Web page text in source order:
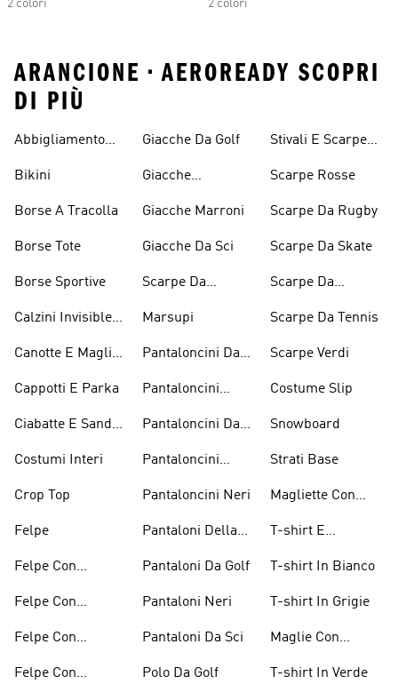
2 colori
2 colori
ARANCIONE • AEROREADY SCOPRI
DI PIÙ
Abbigliamento
Bikini
Borse A Tracolla
Borse Tote
Borse Sportive
Calzini Invisible
Canotte E Maglie
Cappotti E Parka
Ciabatte E Sandali
Costumi Interi
Crop Top
Felpe
Felpe Con
Bordeaux
Felpe Con
Felpe Con
Felpe Con
Giacche Da Golf
Giacche
Giacche Marroni
Giacche Da Sci
Scarpe Da
Marsupi
Pantaloncini Da
Pantaloncini
Pantaloncini Da
Pantaloncini
Ginocchio
Pantaloncini Neri
Pantaloni Della
Pantaloni Da Golf
Pantaloni Neri
Pantaloni Da Sci
Polo Da Golf
Stivali E Scarpe
Scarpe Rosse
Scarpe Da Rugby
Scarpe Da Skate
Scarpe Da
Scarpe Da Tennis
Scarpe Verdi
Costume Slip
Snowboard
Strati Base
Magliette Con
T-shirt E
Arancioni
T-shirt In Bianco
T-shirt In Grigie
Maglie Con
T-shirt In Verde